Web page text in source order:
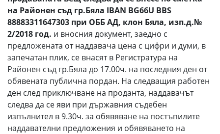
на Районен съд гр.Бяла IBAN BG66U BBS
88883311647303 при ОББ АД, клон Бяла, изп.д.№
2/2018 год. и вносния документ, заедно с
предложената от наддавача цена с цифри и думи, в
запечатан плик, се внасят в Регистратура на
Районен съд гр.Бяла до 17.00ч. на последния ден от
обявената публична пордан. На следващия работен
ден след приключване на проданта, наддавачът
следва да се яви при държавния съдебен
изпълнител в 9.30ч. за обявяване на постъпилите
наддавателни предложения и обявяването на